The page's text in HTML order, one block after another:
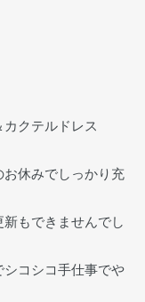
カクテルドレス
休みでしっかり充
もできませんでし
コシコ手仕事でや